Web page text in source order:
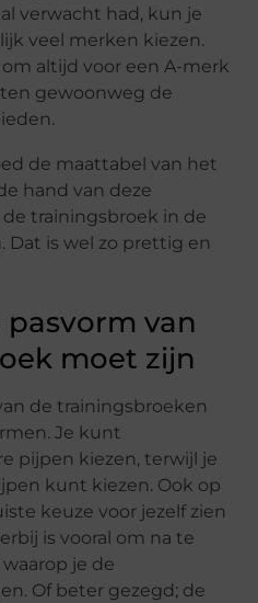
verwacht had, kun je
veel merken kiezen.
altijd voor een A-merk
gewoonweg de
de maattabel van het
hand van deze
trainingsbroek in de
Dat is wel zo prettig en
van
moet zijn
de trainingsbroeken
Je kunt
pijpen kiezen, terwijl je
kunt kiezen. Ook op
keuze voor jezelf zien
is vooral om na te
je de
Of beter gezegd; de